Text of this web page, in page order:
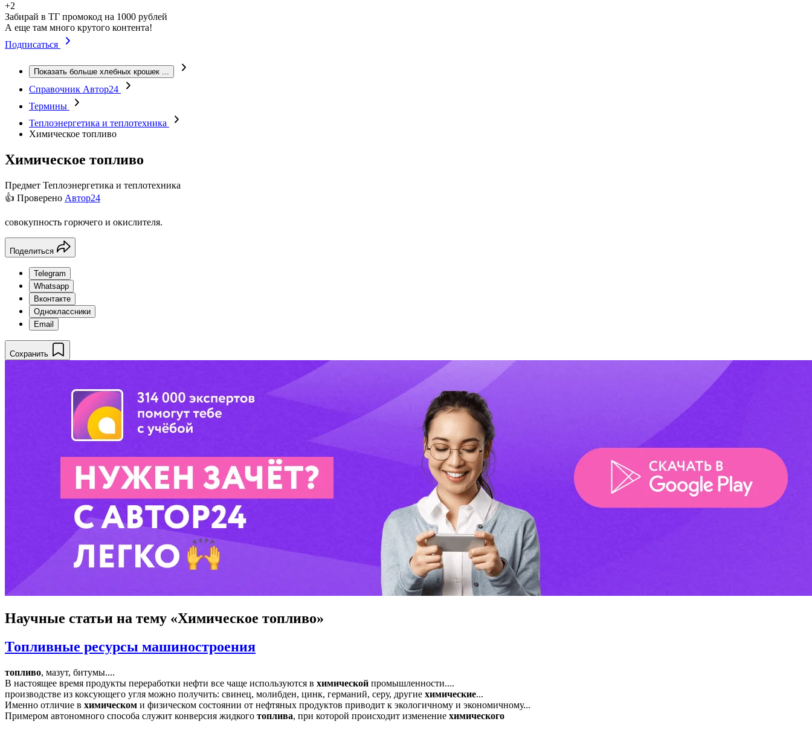
+2
Забирай в ТГ промокод на 1000 рублей
А еще там много крутого контента!
Подписаться
Показать больше хлебных крошек ...
Справочник Автор24
Термины
Теплоэнергетика и теплотехника
Химическое топливо
Химическое топливо
Предмет Теплоэнергетика и теплотехника
👍 Проверено Автор24
совокупность горючего и окислителя.
Поделиться
Telegram
Whatsapp
Вконтакте
Одноклассники
Email
Сохранить
Научные статьи на тему «Химическое топливо»
Топливные ресурсы машиностроения
топливо, мазут, битумы....
В настоящее время продукты переработки нефти все чаще используются в химической промышленности....
производстве из коксующего угля можно получить: свинец, молибден, цинк, германий, серу, другие химические...
Именно отличие в химическом и физическом состоянии от нефтяных продуктов приводит к экологичному и экономичному...
Примером автономного способа служит конверсия жидкого топлива, при которой происходит изменение химического